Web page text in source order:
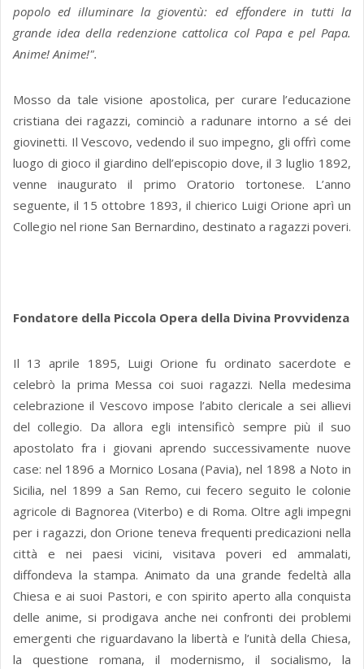
popolo ed illuminare la gioventù: ed effondere in tutti la
grande idea della redenzione cattolica col Papa e pel Papa.
Anime! Anime!".
Mosso da tale visione apostolica, per curare l’educazione
cristiana dei ragazzi, cominciò a radunare intorno a sé dei
giovinetti. Il Vescovo, vedendo il suo impegno, gli offrì come
luogo di gioco il giardino dell’episcopio dove, il 3 luglio 1892,
venne inaugurato il primo Oratorio tortonese. L’anno
seguente, il 15 ottobre 1893, il chierico Luigi Orione aprì un
Collegio nel rione San Bernardino, destinato a ragazzi poveri.
Fondatore della Piccola Opera della Divina Provvidenza
Il 13 aprile 1895, Luigi Orione fu ordinato sacerdote e
celebrò la prima Messa coi suoi ragazzi. Nella medesima
celebrazione il Vescovo impose l’abito clericale a sei allievi
del collegio. Da allora egli intensificò sempre più il suo
apostolato fra i giovani aprendo successivamente nuove
case: nel 1896 a Mornico Losana (Pavia), nel 1898 a Noto in
Sicilia, nel 1899 a San Remo, cui fecero seguito le colonie
agricole di Bagnorea (Viterbo) e di Roma. Oltre agli impegni
per i ragazzi, don Orione teneva frequenti predicazioni nella
città e nei paesi vicini, visitava poveri ed ammalati,
diffondeva la stampa. Animato da una grande fedeltà alla
Chiesa e ai suoi Pastori, e con spirito aperto alla conquista
delle anime, si prodigava anche nei confronti dei problemi
emergenti che riguardavano la libertà e l’unità della Chiesa,
la questione romana, il modernismo, il socialismo, la